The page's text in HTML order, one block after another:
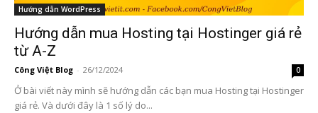
Hướng dẫn WordPress
Hướng dẫn mua Hosting tại Hostinger giá rẻ
từ A-Z
Công Việt Blog - 26/12/2024 0
Ở bài viết này mình sẽ hướng dẫn các bạn mua Hosting tại Hostinger
giá rẻ. Và dưới đây là 1 số lý do...